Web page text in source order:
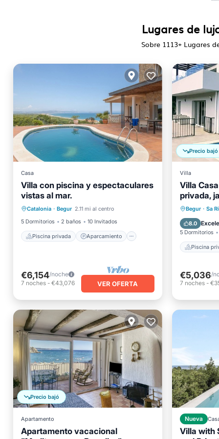
Lugares de
Sobre 1113+ Lugares
Casa
Villa con piscina y espectaculares
vistas al mar.
Catalonia · Begur 2.11 mi al centro
5 Dormitorios
2 baños 10 Invitados
Piscina privada Aparcamiento
Piscina privada
Piscina
Balcón/Terraza
€6,154/noche
7 noches - €43,076 VER OFERTA
Precio bajó
Villa
Villa
privada,
Begur · Sa
8.0
5 Dormitorios
Piscina
Piscina
Piscina
€5,036/
7 noches-
Precio bajó
Apartamento
Apartamento vacacional
Nueva
Villa with